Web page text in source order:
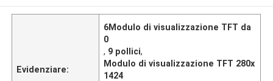
Evidenziare:
6Modulo di visualizzazione TFT da
0
, 9 pollici,
Modulo di visualizzazione TFT 280x
1424